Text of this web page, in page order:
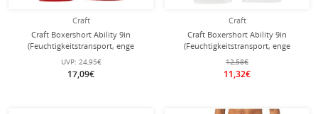
Craft
Craft Boxershort Ability 9in
(Feuchtigkeitstransport, enge
Passform) Unterwäsche rot Herren
UVP: 24,95€
17,09€
Craft
Craft Boxershort Ability 9in
(Feuchtigkeitstransport, enge
Passform) Unterwäsche weiss
Herren
12,58€
11,32€